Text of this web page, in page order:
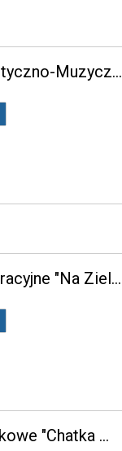
Niepubliczne Przedszkole Artystyczno-Muzyczne "Rytm Dwóch Serc"
Niepubliczne Przedszkole Integracyjne "Na Zielonym Wzgórzu" w Wałbrzychu
Niepubliczne Przedszkole Językowe "Chatka Małolatka Ii" w Wałbrzychu